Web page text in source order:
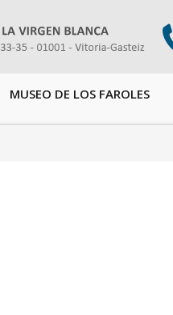
MUSEO DE LOS FAROLES